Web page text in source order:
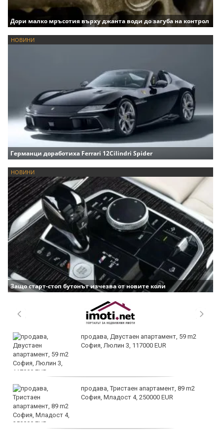
Дори малко мръсотия върху джанта води до загуба на контрол
НОВИНИ
Германци доработиха Ferrari 12Cilindri Spider
НОВИНИ
Защо старт-стоп бутонът изчезва от новите коли
продава, Двустаен апартамент, 59 m2
София, Люлин 3, 117000 EUR
продава, Тристаен апартамент, 89 m2
София, Младост 4, 250000 EUR